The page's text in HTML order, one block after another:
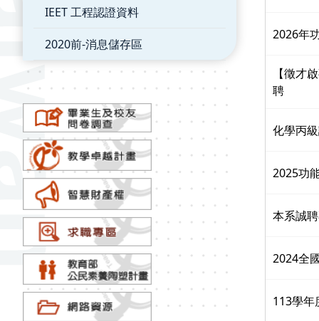
IEET 工程認證資料
2020前-消息儲存區
2026年
【徵才
聘
化學丙
2025功
本系誠
2024全
113學年